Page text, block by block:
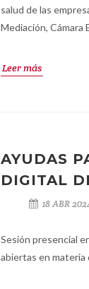
salud de las
Mediación, Cámara
Leer más
AYUDAS
DIGITAL
18 ABR
Sesión presencial
abiertas en materia